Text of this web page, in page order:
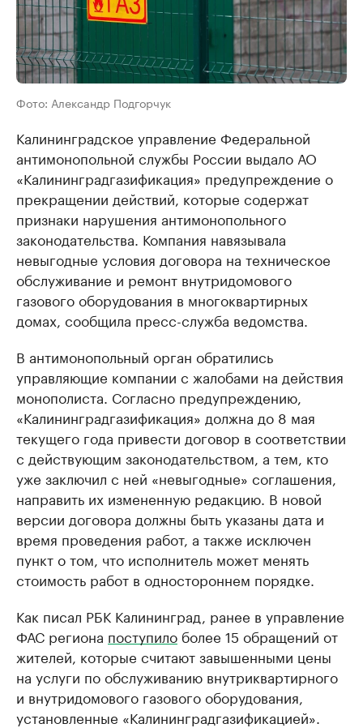
Фото: Александр Подгорчук
Калининградское управление Федеральной
антимонопольной службы России выдало АО
«Калининградгазификация» предупреждение о
прекращении действий, которые содержат
признаки нарушения антимонопольного
законодательства. Компания навязывала
невыгодные условия договора на техническое
обслуживание и ремонт внутридомового
газового оборудования в многоквартирных
домах, сообщила пресс-служба ведомства.
В антимонопольный орган обратились
управляющие компании с жалобами на действия
монополиста. Согласно предупреждению,
«Калининградгазификация» должна до 8 мая
текущего года привести договор в соответствии
с действующим законодательством, а тем, кто
уже заключил с ней «невыгодные» соглашения,
направить их измененную редакцию. В новой
версии договора должны быть указаны дата и
время проведения работ, а также исключен
пункт о том, что исполнитель может менять
стоимость работ в одностороннем порядке.
Как писал РБК Калининград, ранее в управление
ФАС региона поступило более 15 обращений от
жителей, которые считают завышенными цены
на услуги по обслуживанию внутриквартирного
и внутридомового газового оборудования,
установленные «Калининградгазификацией».